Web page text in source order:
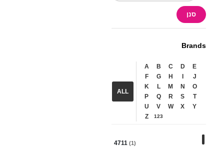
סנן
Brands
ALL
A B C D
E
F
G H
J
K
L M N
O
P
Q R S
T
U
V W X
Y
Z
123
4711 (1)